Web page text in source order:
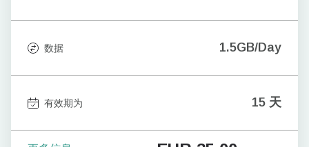
数据 1.5GB/Day
有效期为 15 天